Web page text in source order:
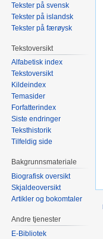
Tekster på svensk
Tekster på islandsk
Tekster på færøysk
Tekstoversikt
Alfabetisk index
Tekstoversikt
Kildeindex
Temasider
Forfatterindex
Siste endringer
Teksthistorik
Tilfeldig side
Bakgrunnsmateriale
Biografisk oversikt
Skjaldeoversikt
Artikler og bokomtaler
Andre tjenester
E-Bibliotek